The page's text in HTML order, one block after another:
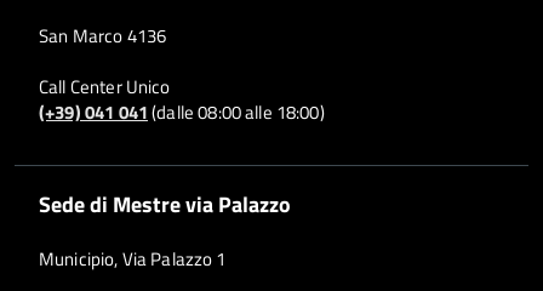
San Marco 4136
Call Center Unico
(+39) 041 041(dalle 08:00 alle 18:00)
Sede di Mestre via Palazzo
Municipio, Via Palazzo 1